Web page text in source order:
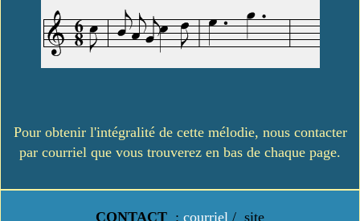
Pour obtenir l'intégralité de cette mélodie, nous contacter
par courriel que vous trouverez en bas de chaque page.
CONTACT : courriel / site